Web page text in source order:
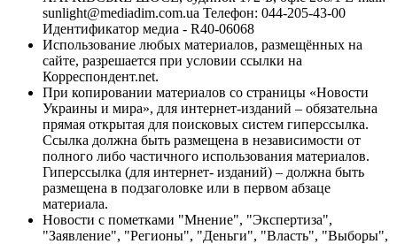
sunlight@mediadim.com.ua Телефон: 044-205-43-00
Идентификатор медиа - R40-06068
Использование любых материалов, размещённых на
сайте, разрешается при условии ссылки на
Корреспондент.net.
При копировании материалов со страницы «Новости
Украины и мира», для интернет-изданий – обязательна
прямая открытая для поисковых систем гиперссылка.
Ссылка должна быть размещена в независимости от
полного либо частичного использования материалов.
Гиперссылка (для интернет- изданий) – должна быть
размещена в подзаголовке или в первом абзаце
материала.
Новости с пометками "Мнение", "Экспертиза",
"Заявление", "Регионы", "Деньги", "Власть", "Выборы",